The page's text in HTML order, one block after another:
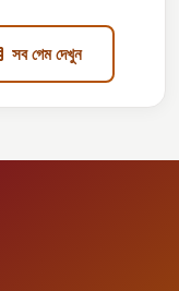
সব গেম দেখুন